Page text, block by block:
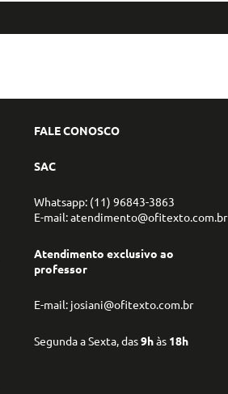
FALE CONOSCO
SAC
Whatsapp: (11) 96843-3863
E-mail: atendimento@ofitexto.com.br
Atendimento exclusivo ao
professor
E-mail: josiani@ofitexto.com.br
Segunda a Sexta, das9hàs 18h